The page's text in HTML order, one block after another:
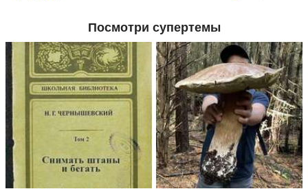
Посмотри супертемы